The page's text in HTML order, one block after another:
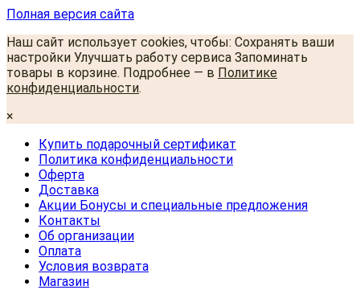
Полная версия сайта
Наш сайт использует cookies, чтобы: Сохранять ваши
настройки Улучшать работу сервиса Запоминать
товары в корзине. Подробнее — в Политике
конфиденциальности.
×
Купить подарочный сертификат
Политика конфиденциальности
Оферта
Доставка
Акции Бонусы и специальные предложения
Контакты
Об организации
Оплата
Условия возврата
Магазин